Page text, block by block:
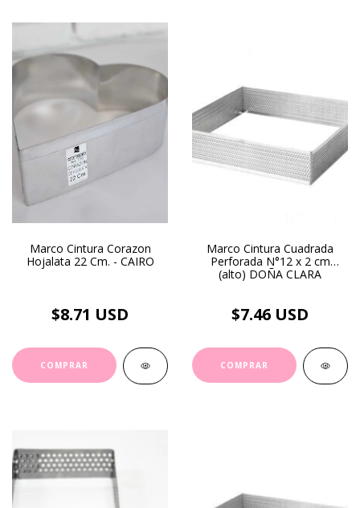
Marco Cintura Corazon
Hojalata 22 Cm. - CAIRO
$8.71 USD
Marco Cintura Cuadrada
Perforada N°12 x 2 cm
(alto) DOÑA CLARA
$7.46 USD